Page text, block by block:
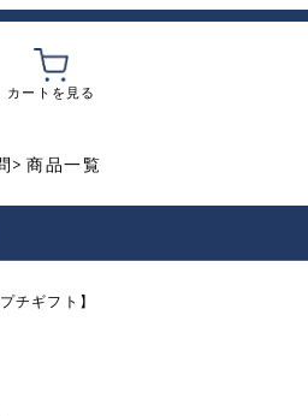
カートを見る
商品一覧
チギフト】